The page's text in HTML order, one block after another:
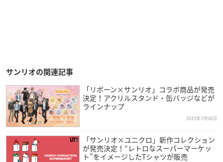
サンリオの関連記事
「リボーン×サンリオ」コラボ商品が発売
決定！アクリルスタンド・缶バッジなどが
ラインナップ
2025年7月08日
「サンリオ×ユニクロ」新作コレクション
が発売決定！“レトロなスーパーマーケッ
ト”をイメージしたTシャツが販売